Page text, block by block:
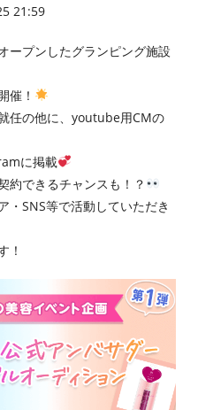
21:59
ープンしたグランピング施設
催！
任の他に、youtube用CMの
に掲載
約できるチャンスも！？
SNS等で活動していただき
！